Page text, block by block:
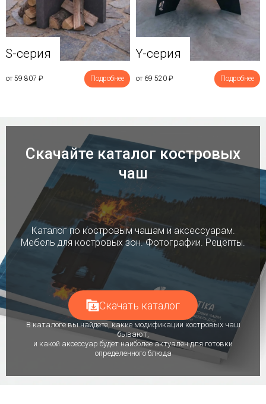
S-серия
от 59 807 ₽ Подробнее
Y-серия
от 69 520 ₽ Подробнее
Скачайте каталог костровых
чаш
Каталог по костровым чашам и аксессуарам.
Мебель для костровых зон. Фотографии. Рецепты.
Скачать каталог
В каталоге вы найдете, какие модификации костровых чаш
бывают,
и какой аксессуар будет наиболее актуален для готовки
определенного блюда